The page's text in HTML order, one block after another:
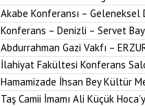
Akabe Konferansı – Geleneksel
Konferans – Denizli – Servet
Abdurrahman Gazi Vakfı –
İlahiyat Fakültesi Konferans
Hamamizade İhsan Bey Kültür
Taş Camii İmamı Ali Küçük